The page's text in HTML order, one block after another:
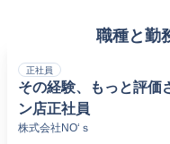
職種と勤
正社員
その経験、もっと評価
ン店正社員
株式会社NO‘ｓ